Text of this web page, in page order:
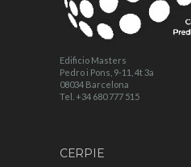
Edificio Masters
Pedro i Pons, 9-11, 4t 3a
08034 Barcelona
Tel. +34 680 777 515
CERPIE